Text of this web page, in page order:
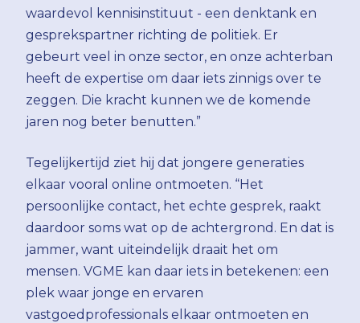
waardevol kennisinstituut - een denktank en
gesprekspartner richting de politiek. Er
gebeurt veel in onze sector, en onze achterban
heeft de expertise om daar iets zinnigs over te
zeggen. Die kracht kunnen we de komende
jaren nog beter benutten.”
Tegelijkertijd ziet hij dat jongere generaties
elkaar vooral online ontmoeten. “Het
persoonlijke contact, het echte gesprek, raakt
daardoor soms wat op de achtergrond. En dat is
jammer, want uiteindelijk draait het om
mensen. VGME kan daar iets in betekenen: een
plek waar jonge en ervaren
vastgoedprofessionals elkaar ontmoeten en